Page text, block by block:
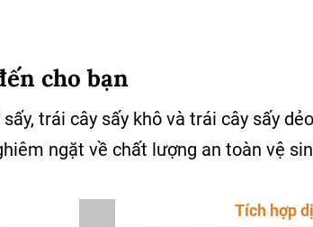
cho bạn
trái cây sấy khô và trái cây sấy
ngặt về chất lượng an toàn vệ
Tích hợp